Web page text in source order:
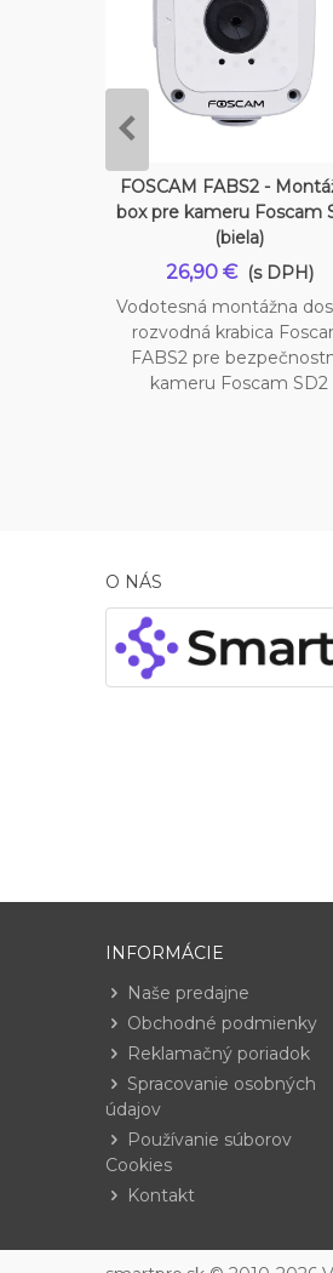
Vložiť do košíka
FOSCAM FABS2 -
box pre kameru Foscam
(biela)
26,90 € (s DPH)
Vodotesná montážna
rozvodná krabica
FABS2 pre
kameru Foscam SD2
O NÁS
INFORMÁCIE
Naše predajne
Obchodné podmienky
Reklamačný poriadok
Spracovanie osobných
údajov
Používanie súborov
Cookies
Kontakt